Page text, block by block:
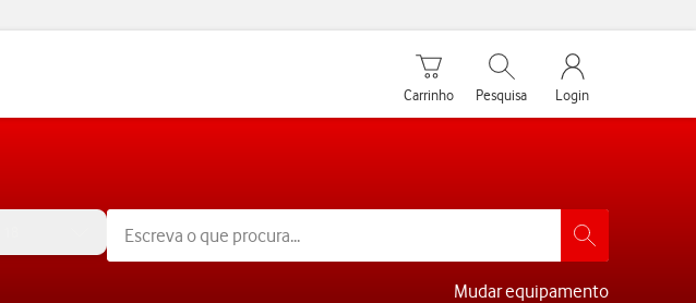
Carrinho de compras
Carrinho
Pesquisar
Pesquisa
My Vodafone
Login
Mudar equipamento